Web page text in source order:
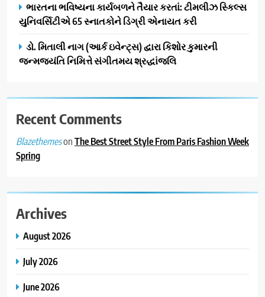
ભારતના ભવિષ્યના કાર્યબળને તૈયાર કરતાં: ટીમલીઝ સ્કિલ્સ
યુનિવર્સિટીએ 65 સ્નાતકોને ડિગ્રી એનાયત કરી
ડો. મિતાલી નાગ (આર્ક ઇવેન્ટ્સ) દ્વારા કિશોર કુમારની
જન્મજયંતિ નિમિત્તે સંગીતમય શ્રદ્ધાંજલિ
Recent Comments
BlazethemesonThe Best Street Style From Paris Fashion Week
Spring
Archives
August 2026
July 2026
June 2026